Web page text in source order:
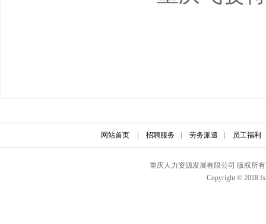
网站首页 招聘服务 劳务派遣 员工福利
重庆人力资源发展有限公司 版权所
Copyright © 2018